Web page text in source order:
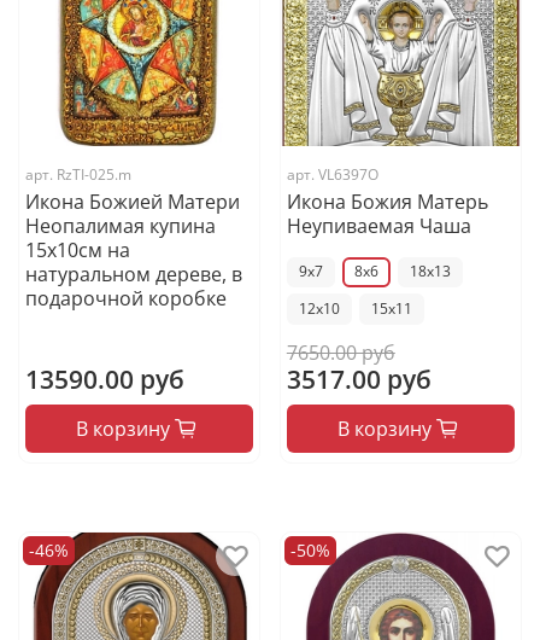
арт. RzTI-025.m
Икона Божией Матери
Неопалимая купина
15х10см на
натуральном дереве, в
подарочной коробке
13590.00 руб
В корзину
арт. VL6397O
Икона Божия Матерь
Неупиваемая Чаша
9x7 8x6
18x13
12x10
15x11
7650.00 руб
3517.00 руб
В корзину
-46% -50%